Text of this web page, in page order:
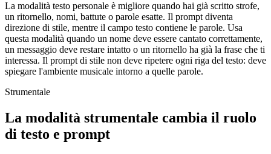
La modalità testo personale è migliore quando hai già scritto strofe,
un ritornello, nomi, battute o parole esatte. Il prompt diventa
direzione di stile, mentre il campo testo contiene le parole. Usa
questa modalità quando un nome deve essere cantato correttamente,
un messaggio deve restare intatto o un ritornello ha già la frase che ti
interessa. Il prompt di stile non deve ripetere ogni riga del testo: deve
spiegare l'ambiente musicale intorno a quelle parole.
Strumentale
La modalità strumentale cambia il ruolo
di testo e prompt